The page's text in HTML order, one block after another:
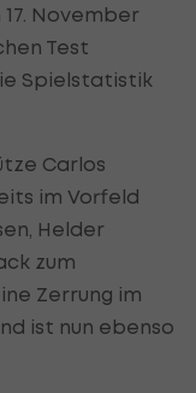
November
Test
Spielstatistik
Carlos
im Vorfeld
Helder
zum
Zerrung im
ist nun ebenso